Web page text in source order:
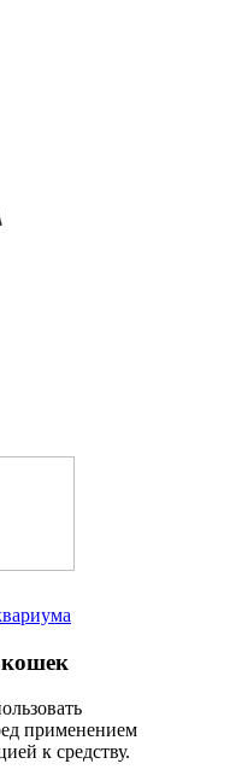
применением
к средству.